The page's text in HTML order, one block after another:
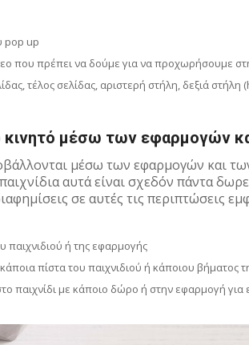
pop up
που πρέπει να δούμε για να προχωρήσουμε
τέλος σελίδας, αριστερή στήλη, δεξιά
κινητό μέσω των εφαρμογών
μέσω των εφαρμογών και
αυτά είναι σχεδόν πάντα
σε αυτές τις περιπτώσεις
ή της εφαρμογής
πίστα του παιχνιδιού ή κάποιου βήματος
παιχνίδι με κάποιο δώρο ή στην εφαρμογή